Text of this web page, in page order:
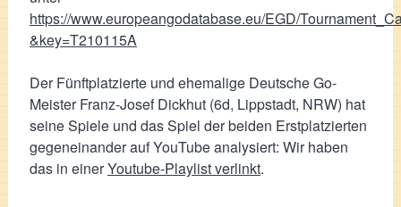
https://www.europeangodatabase.eu/EGD/
&key=T210115A
Der Fünftplatzierte und ehemalige Deutsche Go-
Meister Franz-Josef Dickhut (6d, Lippstadt, NRW) hat
seine Spiele und das Spiel der beiden Erstplatzierten
gegeneinander auf YouTube analysiert: Wir haben
das in einerYoutube-Playlist verlinkt.